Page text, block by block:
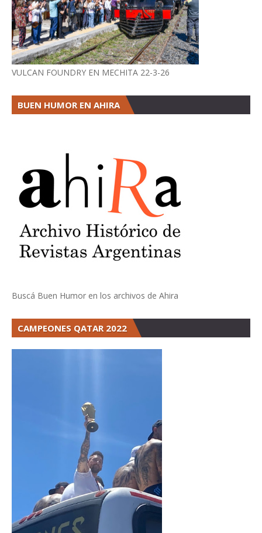
VULCAN FOUNDRY EN MECHITA 22-3-26
BUEN HUMOR EN AHIRA
Buscá Buen Humor en los archivos de Ahira
CAMPEONES QATAR 2022